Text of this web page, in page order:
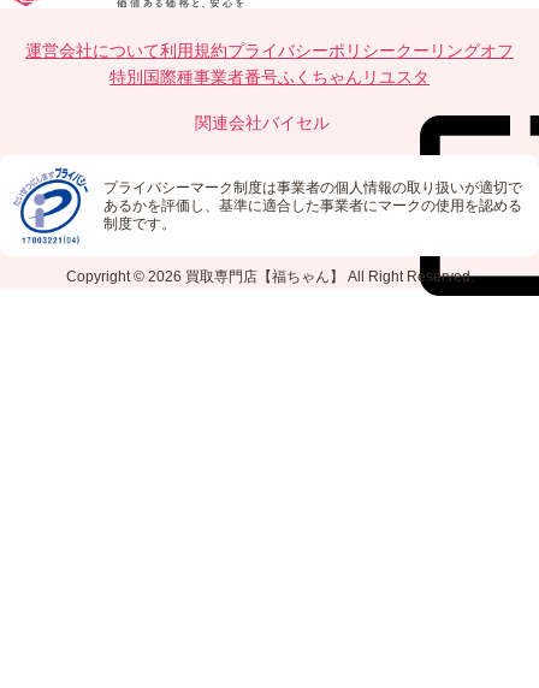
運営会社について利用規約プライバシーポリシークーリングオフ
特別国際種事業者番号ふくちゃんリユスタ
関連会社バイセル
プライバシーマーク制度は事業者の個人情報の取り扱いが適切で
あるかを評価し、基準に適合した事業者にマークの使用を認める
制度です。
Copyright © 2026 買取専門店【福ちゃん】 All Right Reserved.